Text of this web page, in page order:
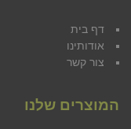
דף בית
אודותינו
צור קשר
המוצרים שלנו